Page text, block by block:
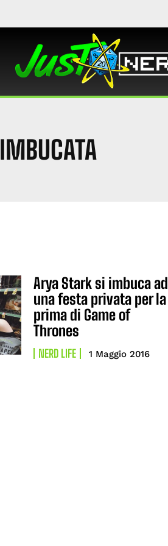
IMBUCATA
Arya Stark si imbuca ad
una festa privata per la
prima di Game of
Thrones
NERD LIFE 1 Maggio 2016